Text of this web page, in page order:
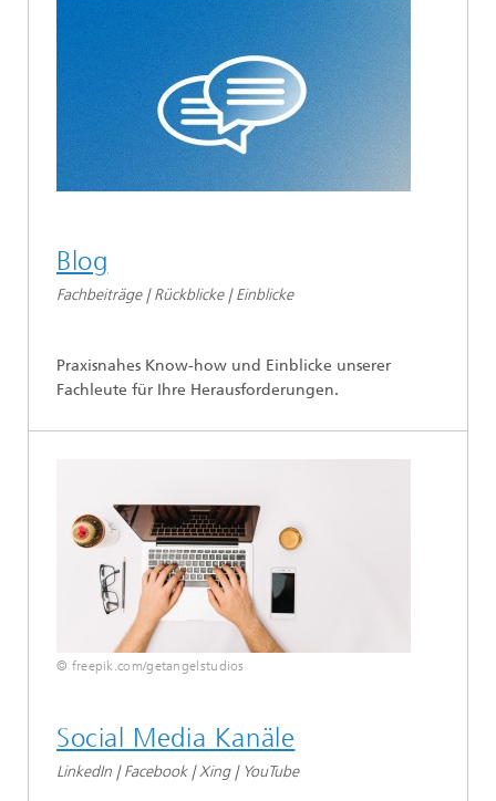
Blog
Fachbeiträge | Rückblicke | Einblicke
Praxisnahes Know-how und Einblicke unserer
Fachleute für Ihre Herausforderungen.
© freepik.com/getangelstudios
Social Media Kanäle
LinkedIn | Facebook | Xing | YouTube